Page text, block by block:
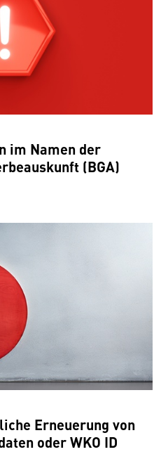
im Namen der
(BGA)
Erneuerung von
oder WKO ID